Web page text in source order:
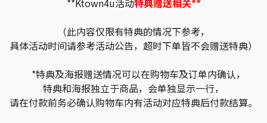
**Ktown4u活动特典赠送相关**
（此内容仅限有特典的情况下参考，
具体活动时间请参考活动公告，超时下单皆不会赠送特典）
*特典及海报赠送情况可以在购物车及订单内确认，
特典和海报独立于商品，会单独显示一行，
请在付款前务必确认购物车内有活动对应特典后付款结算。